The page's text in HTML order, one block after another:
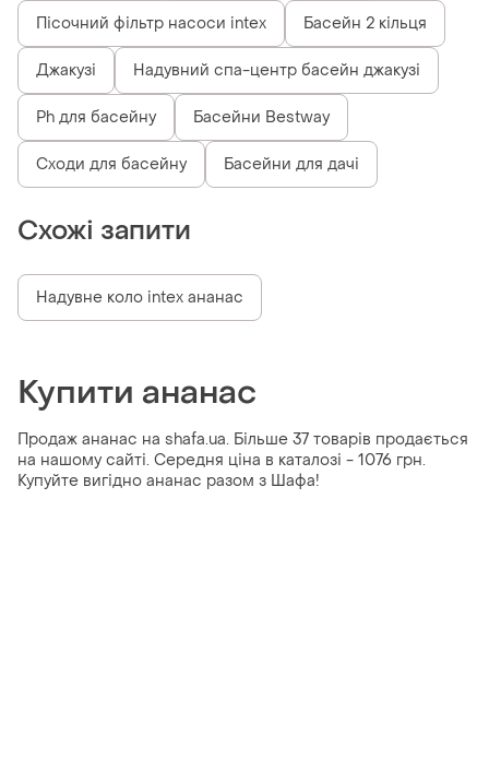
Пісочний фільтр насоси intex Басейн 2 кільця
Джакузі Надувний спа-центр басейн джакузі
Ph для басейну Басейни Bestway
Сходи для басейну Басейни для дачі
Схожі запити
Надувне коло intex ананас
Купити ананас
Продаж ананас на shafa.ua. Більше 37 товарів продається
на нашому сайті. Середня ціна в каталозі - 1076 грн.
Купуйте вигідно ананас разом з Шафа!